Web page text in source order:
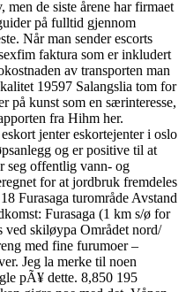
men de siste årene har firmaet
på fulltid gjennom
Når man sender escorts
faktura som er inkludert
av transporten man
19597 Salangslia tom for
på kunst som en særinteresse,
fra Hihm her.
jenter eskortejenter i oslo
og er positive til at
seg offentlig vann- og
for at jordbruk fremdeles
Furasaga turområde Avstand
Furasaga (1 km s/ø for
ved skiløypa Området nord/
med fine furumoer –
Jeg la merke til noen
pÃ¥ dette. 8,850 195